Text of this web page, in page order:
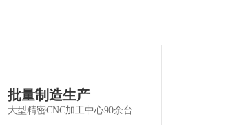
批量制造生产
大型精密CNC加工中心90余台